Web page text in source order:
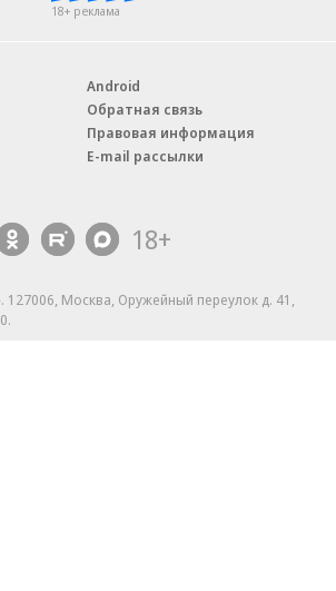
18+ реклама
Android
Обратная связь
Правовая информация
E-mail рассылки
18+
Москва, Оружейный переулок д. 41,